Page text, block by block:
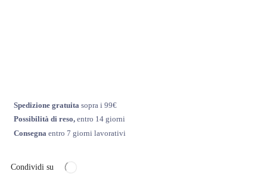
Spedizione gratuita sopra i 99€
Possibilità di reso, entro 14 giorni
Consegna entro 7 giorni lavorativi
Condividi su